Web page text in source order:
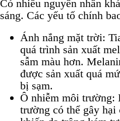
Có nhiều nguyên nhân
sáng. Các yếu tố chính
Ánh nắng mặt trời:
quá trình sản xuất
sẫm màu hơn.
được sản xuất quá
bị sạm.
Ô nhiễm môi trường:
trường có thể gây